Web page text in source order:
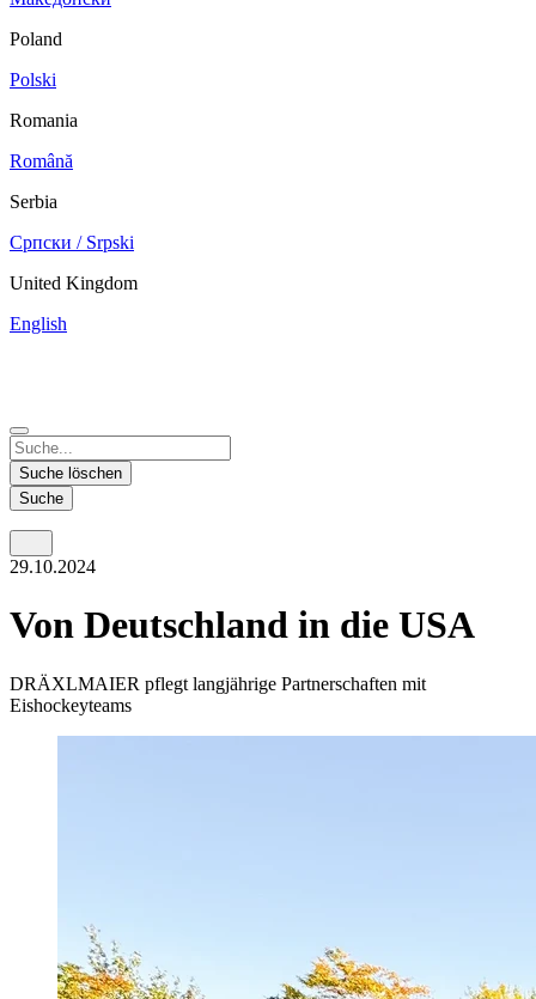
Poland
Polski
Romania
Română
Serbia
Српски / Srpski
United Kingdom
English
India
English
Malaysia
English
Thailand
Vietnam
Tiếng Việt
Nicaragua
Español
United States
English
Suche löschen
Suche
29.10.2024
Von Deutschland in die USA
DRÄXLMAIER pflegt langjährige Partnerschaften mit
Eishockeyteams